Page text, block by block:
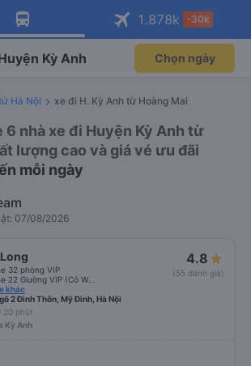
Tải app Vexere ngay!
ưu đãi thành viên độc
Mở app
Tải app Vexere
ghế khi đặt vé máy bay qua
Mở app
1.878k -30k
Kỳ Anh Chọn ngày
Hà Nội xe đi H. Kỳ Anh từ Hoàng Mai
6 nhà xe đi Huyện Kỳ Anh từ
lượng cao và giá vé ưu đãi
mỗi ngày
07/08/2026
32 phòng VIP
khác
4.8
(55 đánh giá)
2 Đình Thôn, Mỹ Đình, Hà Nội
20 phút
Kỳ Anh